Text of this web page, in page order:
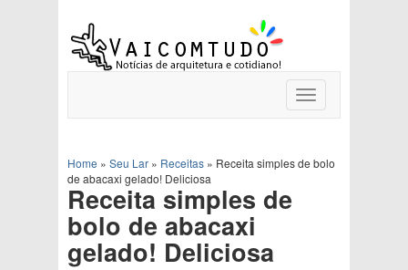
Toggle
navigation
Home » Seu Lar » Receitas » Receita simples de bolo
de abacaxi gelado! Deliciosa
Receita simples de
bolo de abacaxi
gelado! Deliciosa